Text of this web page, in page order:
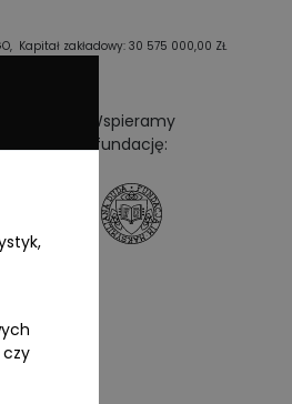
Kapitał zakładowy: 30 575 000,00 ZŁ
Wspieramy
fundację: